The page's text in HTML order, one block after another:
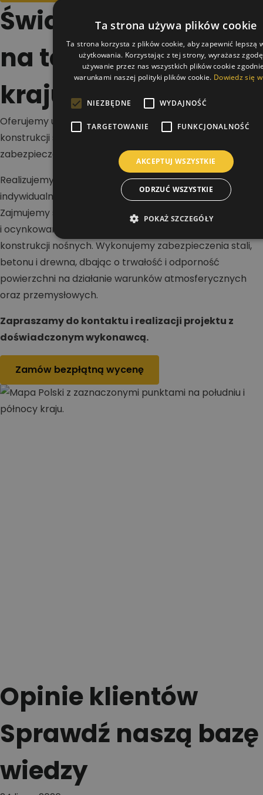
Świadczymy usługi
na terenie całego
kraju
Oferujemy usługi w zakresie malowania dachów,
konstrukcji stalowych i betonowych oraz wykonywania
zabezpieczeń antykorozyjnych i ogniochronnych.
Realizujemy projekty na terenie całej Polski dla klientów
indywidualnych, firm i inwestorów przemysłowych.
Zajmujemy się renowacją dachów stalowych, blaszanych
i ocynkowanych, a także malowaniem hal oraz
konstrukcji nośnych. Wykonujemy zabezpieczenia stali,
betonu i drewna, dbając o trwałość i odporność
powierzchni na działanie warunków atmosferycznych
oraz przemysłowych.
Zapraszamy do kontaktu i realizacji projektu z
doświadczonym wykonawcą.
Zamów bezpłątną wycenę
Opinie klientów
Sprawdź naszą bazę
wiedzy
Ta strona używa plików cookie
Ta strona korzysta z plików cookie, aby zapewnić lepszą
użytkowania. Korzystając z tej strony, wyrażasz
używanie przez nas wszystkich plików cookie
warunkami naszej polityki plików cookie. Dowiedz się
NIEZBĘDNE WYDAJNOŚĆ
TARGETOWANIE FUNKCJONALNOŚĆ
AKCEPTUJ WSZYSTKIE
ODRZUĆ WSZYSTKIE
POKAŻ SZCZEGÓŁY